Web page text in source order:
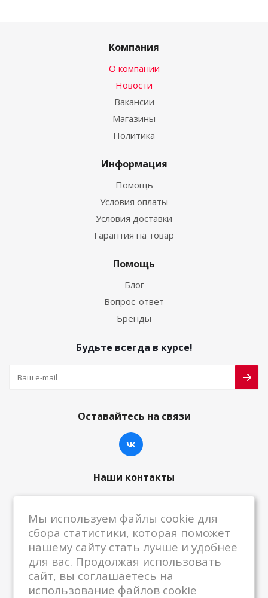
Компания
О компании
Новости
Вакансии
Магазины
Политика
Информация
Помощь
Условия оплаты
Условия доставки
Гарантия на товар
Помощь
Блог
Вопрос-ответ
Бренды
Будьте всегда в курсе!
Оставайтесь на связи
Наши контакты
centrkkm@centrkkm.ru
185005, г. Петрозаводск, ул. Промышленная,
1/26
Мы используем файлы cookie для
сбора статистики, которая поможет
нашему сайту стать лучше и удобнее
для вас. Продолжая использовать
сайт, вы соглашаетесь на
использование файлов cookie